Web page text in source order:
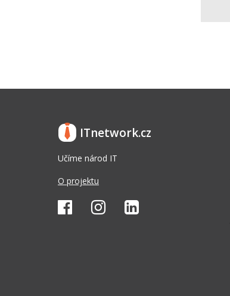
ITnetwork.cz
Učíme národ IT
O projektu